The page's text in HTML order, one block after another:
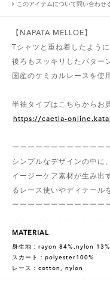
このアイテムについて問い合わせ
【NAPATA MELLOE】
Tシャツと重ね着したよう
後ろもスッキリしたパター
国産のケミカルレースを使
半袖タイプはこちらからお
https://caetla-
ーーーーーーーーーーーー
シンプルなデザインの中に
イージーケア素材が生み出
るレース使いやディテール
ーーーーーーーーーーーー
MATERIAL
身生地：rayon 84%,nylon
スカート：polyester100%
レース：cotton, nylon